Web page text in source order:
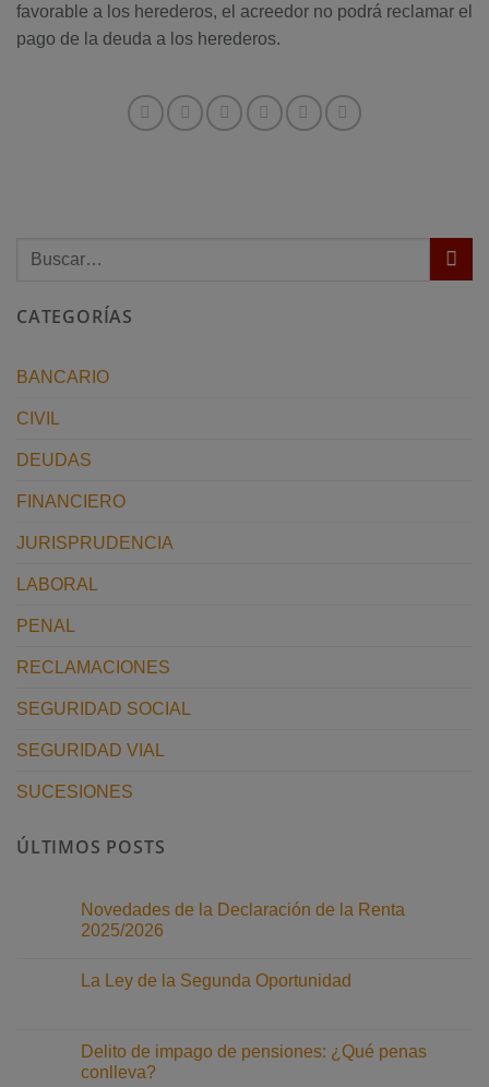
favorable a los herederos, el acreedor no podrá reclamar el
pago de la deuda a los herederos.
CATEGORÍAS
BANCARIO
CIVIL
DEUDAS
FINANCIERO
JURISPRUDENCIA
LABORAL
PENAL
RECLAMACIONES
SEGURIDAD SOCIAL
SEGURIDAD VIAL
SUCESIONES
ÚLTIMOS POSTS
Novedades de la Declaración de la Renta
2025/2026
comentarios
Declaración
la
La Ley de la Segunda Oportunidad
en
La
Ley
Delito de impago de pensiones: ¿Qué penas
conlleva?